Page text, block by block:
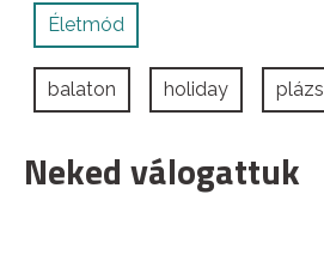
Életmód
balaton holiday plázs
Neked válogattuk